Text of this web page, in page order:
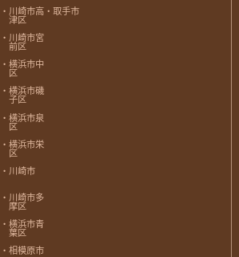
川崎市高
津区
川崎市宮
前区
横浜市中
区
横浜市磯
子区
横浜市泉
区
横浜市栄
区
川崎市
川崎市多
摩区
横浜市青
葉区
相模原市
取手市